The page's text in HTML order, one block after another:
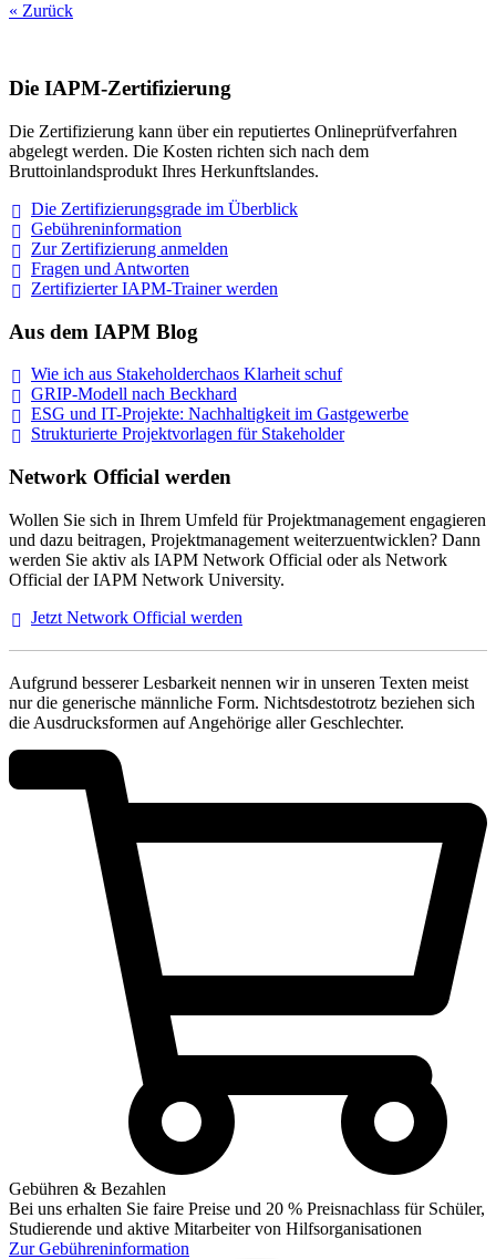
« Zurück
Die IAPM-Zertifizierung
Die Zertifizierung kann über ein reputiertes Onlineprüfverfahren
abgelegt werden. Die Kosten richten sich nach dem
Bruttoinlandsprodukt Ihres Herkunftslandes.
Die Zertifizierungsgrade im Überblick
Gebühreninformation
Zur Zertifizierung anmelden
Fragen und Antworten
Zertifizierter IAPM-Trainerwerden
Aus dem IAPM Blog
Wie ich aus Stakeholderchaos Klarheit schuf
GRIP-Modell nach Beckhard
ESG und IT-Projekte: Nachhaltigkeit im Gastgewerbe
Strukturierte Projektvorlagen für Stakeholder
Network Official werden
Wollen Sie sich in Ihrem Umfeld für Projektmanagement engagieren
und dazu beitragen, Projektmanagement weiterzuentwicklen? Dann
werden Sie aktiv als IAPM Network Official oder als Network
Official der IAPM Network University.
Jetzt Network Official werden
Aufgrund besserer Lesbarkeit nennen wir in unseren Texten meist
nur die generische männliche Form. Nichtsdestotrotz beziehen sich
die Ausdrucksformen auf Angehörige aller Geschlechter.
Gebühren & Bezahlen
Bei uns erhalten Sie faire Preise und 20 % Preisnachlass für Schüler,
Studierende und aktive Mitarbeiter von Hilfsorganisationen
ZurGebühreninformation